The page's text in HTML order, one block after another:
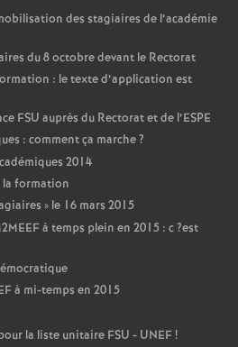
des stagiaires de l’académie
du 8 octobre devant le Rectorat
: le texte d’application est
FSU auprès du Rectorat et de l’ESPE
: comment ça marche?
2014
la formation
» le 16 mars 2015
à temps plein en 2015 : c?est
à mi-temps en 2015
la liste unitaire FSU - UNEF!